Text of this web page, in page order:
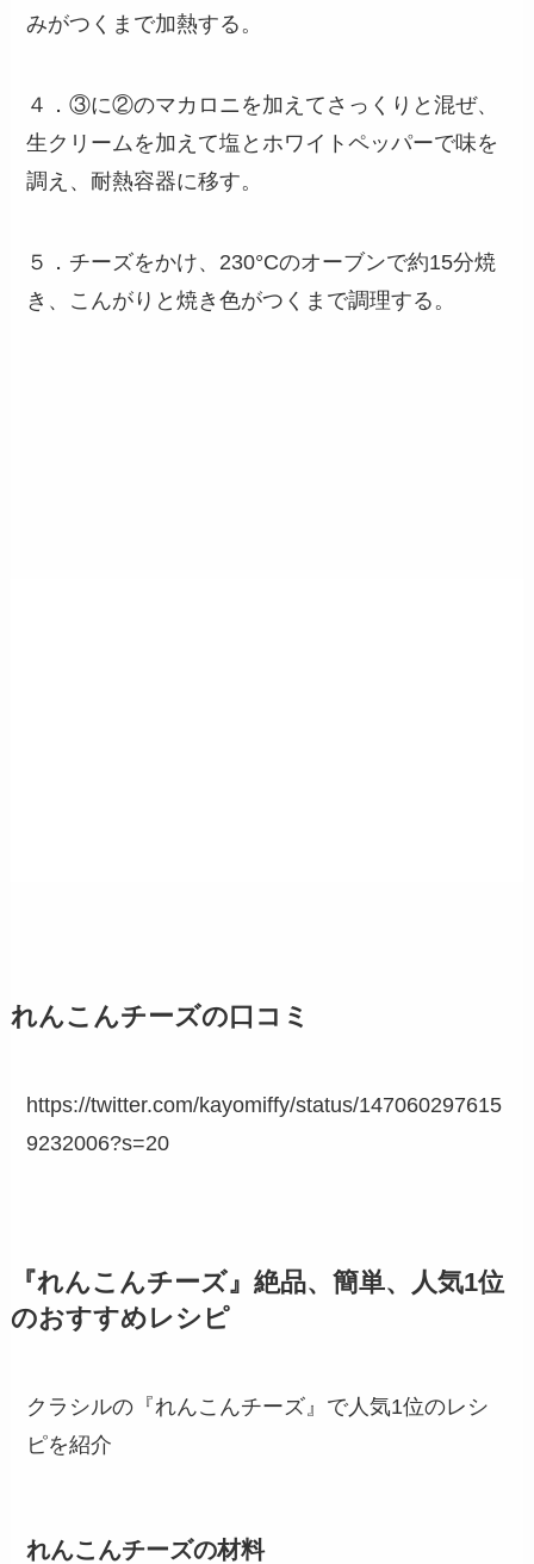
みがつくまで加熱する。
４．③に②のマカロニを加えてさっくりと混ぜ、
生クリームを加えて塩とホワイトペッパーで味を
調え、耐熱容器に移す。
５．チーズをかけ、230°Cのオーブンで約15分焼
き、こんがりと焼き色がつくまで調理する。
れんこんチーズの口コミ
https://twitter.com/kayomiffy/status/147060297615
9232006?s=20
『れんこんチーズ』絶品、簡単、人気1位
のおすすめレシピ
クラシルの『れんこんチーズ』で人気1位のレシ
ピを紹介
れんこんチーズの材料